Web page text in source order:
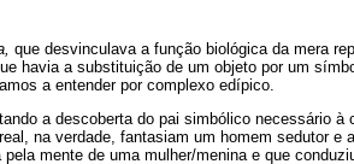
que desvinculava a função biológica da mera
havia a substituição de um objeto por um
a entender por complexo edípico.
a descoberta do pai simbólico necessário
na verdade, fantasiam um homem sedutor e
mente de uma mulher/menina e que